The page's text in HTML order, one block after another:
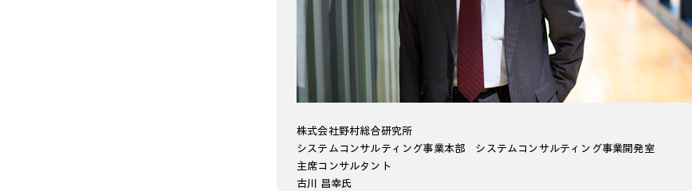
株式会社野村総合研究所
システムコンサルティング事業本部 システムコンサルティング事業開発室
主席コンサルタント
古川 昌幸氏